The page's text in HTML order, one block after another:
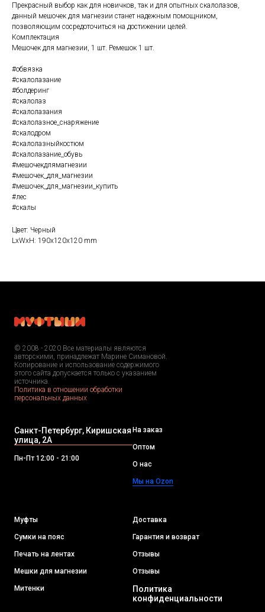
Прекрасный выбор как для новичков, так и для опытных скалолазов,
данный мешочек для магнезии станет надежным помощником,
позволяющим сосредоточиться на достижении целей.
Комплектация
Мешочек для магнезии, 1 шт. Ремешок 1 шт.
#обвязка
#скалолазание
#болдеринг
#скалолаз
#скалолазания
#скалолазное_снаряжение
#скалодром
#скалолазныйкостюм
#скалолазание_обувь
#мешочекдлямагнезии
#мешочек_для_магнезии
#мешочек_для_магнезии_купить
#лес
#скалы
Цвет: Черный
LxWxH: 190x120x120 mm
© 2008 - 2020 Все материалы являются
авторскими, принадлежат Марине Симановой.
Копирование и использование содержимого
этого сайта допускается только с указанием
источника.
Политика в отношении обработки
персональных данных
Санкт-Петербург, Киришская
улица, 2А
Пн-Пт 12:00 - 21:00
На заказ
Оптом
О нас
Мы на Ozon
Муфты
Сумки на пояс
Печать на лентах
Мешки для магнезии
Митенки
Доставка
Гарантия и возврат
Отзывы
Отзывы
Политика
конфиденциальности